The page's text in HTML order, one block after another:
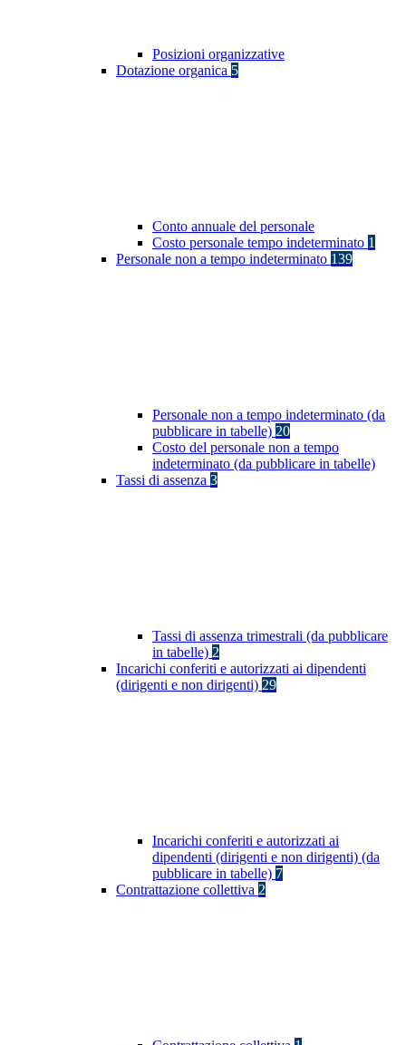
Posizioni organizzative
Dotazione organica 5
Conto annuale del personale
Costo personale tempo indeterminato 1
Personale non a tempo indeterminato 139
Personale non a tempo indeterminato (da
pubblicare in tabelle) 20
Costo del personale non a tempo
indeterminato (da pubblicare in tabelle)
Tassi di assenza 3
Tassi di assenza trimestrali (da pubblicare
in tabelle) 2
Incarichi conferiti e autorizzati ai dipendenti
(dirigenti e non dirigenti) 29
Incarichi conferiti e autorizzati ai
dipendenti (dirigenti e non dirigenti) (da
pubblicare in tabelle) 7
Contrattazione collettiva 2